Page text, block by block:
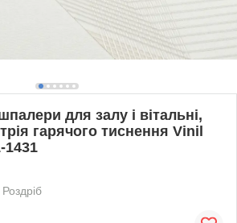
для залу і вітальні,
гарячого тиснення Vinil
1431
Роздріб